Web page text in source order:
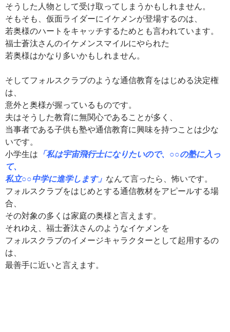
そうした人物として受け取ってしまうかもしれません。
そもそも、仮面ライダーにイケメンが登場するのは、
若奥様のハートをキャッチするためとも言われています。
福士蒼汰さんのイケメンスマイルにやられた
若奥様はかなり多いかもしれません。
そしてフォルスクラブのような通信教育をはじめる決定権
は、
意外と奥様が握っているものです。
夫はそうした教育に無関心であることが多く、
当事者である子供も塾や通信教育に興味を持つことは少な
いです。
小学生は 「私は宇宙飛行士になりたいので、○○の塾に入っ
て、
私立○○中学に進学します」 なんて言ったら、怖いです。
フォルスクラブをはじめとする通信教材をアピールする場
合、
その対象の多くは家庭の奥様と言えます。
それゆえ、福士蒼汰さんのようなイケメンを
フォルスクラブのイメージキャラクターとして起用するの
は、
最善手に近いと言えます。